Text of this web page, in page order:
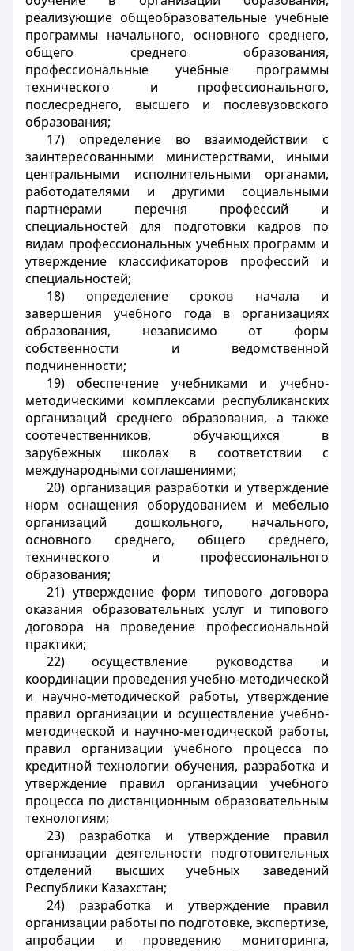
реализующие общеобразовательные учебные
программы начального, основного среднего,
общего среднего образования,
профессиональные учебные программы
технического и профессионального,
послесреднего, высшего и послевузовского
образования;
17) определение во взаимодействии с
заинтересованными министерствами, иными
центральными исполнительными органами,
работодателями и другими социальными
партнерами перечня профессий и
специальностей для подготовки кадров по
видам профессиональных учебных программ и
утверждение классификаторов профессий и
специальностей;
18) определение сроков начала и
завершения учебного года в организациях
образования, независимо от форм
собственности и ведомственной
подчиненности;
19) обеспечение учебниками и учебно-
методическими комплексами республиканских
организаций среднего образования, а также
соотечественников, обучающихся в
зарубежных школах в соответствии с
международными соглашениями;
20) организация разработки и утверждение
норм оснащения оборудованием и мебелью
организаций дошкольного, начального,
основного среднего, общего среднего,
технического и профессионального
образования;
21) утверждение форм типового договора
оказания образовательных услуг и типового
договора на проведение профессиональной
практики;
22) осуществление руководства и
координации проведения учебно-методической
и научно-методической работы, утверждение
правил организации и осуществление учебно-
методической и научно-методической работы,
правил организации учебного процесса по
кредитной технологии обучения, разработка и
утверждение правил организации учебного
процесса по дистанционным образовательным
технологиям;
23) разработка и утверждение правил
организации деятельности подготовительных
отделений высших учебных заведений
Республики Казахстан;
24) разработка и утверждение правил
организации работы по подготовке, экспертизе,
апробации и проведению мониторинга,